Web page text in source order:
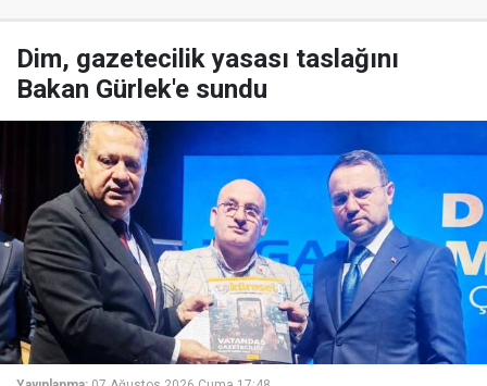
Dim, gazetecilik yasası taslağını
Bakan Gürlek'e sundu